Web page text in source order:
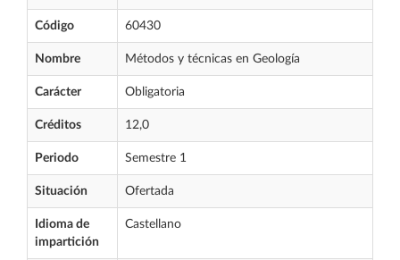
Código 60430
Nombre Métodos y técnicas en Geología
Carácter Obligatoria
Créditos 12,0
Periodo Semestre 1
Situación Ofertada
Idioma de
impartición
Castellano